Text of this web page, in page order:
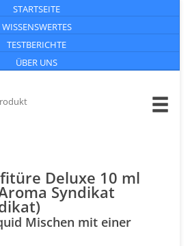
STARTSEITE
WISSENSWERTES
TESTBERICHTE
ÜBER UNS
Deluxe 10 ml
Syndikat
Mischen mit einer